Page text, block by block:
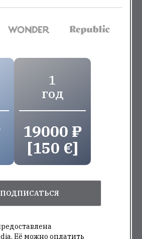
1
год
19000 ₽
[150 €]
ПОДПИСАТЬСЯ
Её можно оплатить